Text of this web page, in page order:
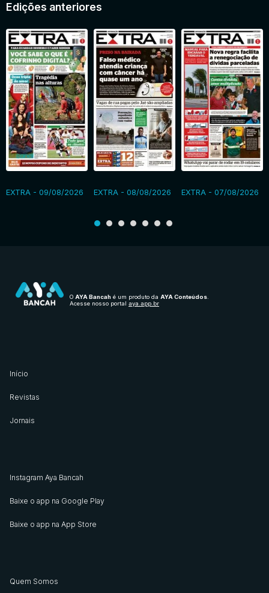
Edições anteriores
EXTRA - 09/08/2026 EXTRA - 08/08/2026 EXTRA - 07/08/2026
O AYA Bancah é um produto da AYA Conteúdos.
Acesse nosso portal aya.app.br
Início
Revistas
Jornais
Instagram Aya Bancah
Baixe o app na Google Play
Baixe o app na App Store
Quem Somos